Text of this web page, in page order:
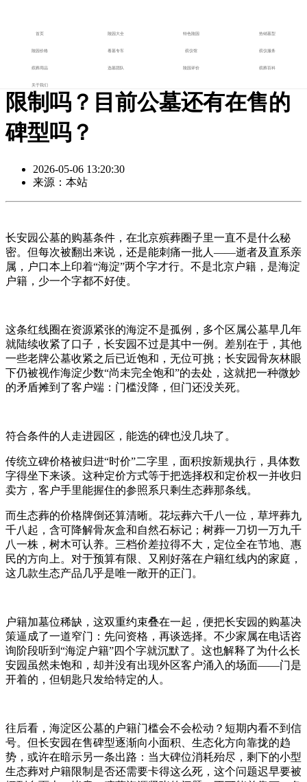
首页 陵园大全 特色陵园 热销墓型
陵园价格 看墓专车 殡仪馆 殡仪服务
殡葬用品 选墓团队 陵园评价 殡葬百科
关于我们
首页 殡葬资讯>>
在长安园公墓购墓有什么具体
限制吗？目前公墓还有在售的
碑型吗？
2026-05-06 13:20:30
来源：本站
长安园公墓的购墓条件，在北京殡葬圈子里一直不是什么秘
密。但每次被翻出来说，还是能刺痛一批人——逝者及直系亲
属，户口本上印着“海淀”两个字才行。不是北京户籍，是海淀
户籍，少一个字都不好使。
这条红线圈在资源紧张的海淀不是孤例，多个区属公墓早几年
就陆续收紧了口子，长安园不过是其中一例。差别在于，其他
一些老牌公墓收紧之后已近饱和，无位可挑；长安园骨灰林眼
下仍被视作海淀少数“尚未完全饱和”的去处，这就把一种微妙
的矛盾摊到了客户端：门槛没降，但门还没关死。
符合条件的人走进园区，能选的碑也没几块了。
传统立碑价格被归进“时价”二字里，面积按新规执行，具体数
字得坐下来谈。这种定价方式等于把选择权和定价权一并收归
卖方，客户手里能握住的参照系只剩生态葬那条线。
而生态葬的价格牌倒还算清晰。花坛葬六千八一位，草坪葬九
千八起，含可降解骨灰盒和自然石标记；树葬一刀切一万九千
八一株，树木可认养。三档价差拉得不大，定位全在节地、惠
民的方向上。对于预算有限、又刚好落在户籍红线内的家庭，
这几款生态产品几乎是唯一敞开的正门。
户籍加墓位稀缺，这双重约束叠在一起，便把长安园的购墓决
策逼成了一道窄门：先问资格，再谈选择。不少家属在电话咨
询阶段听到“海淀户籍”四个字就沉默了。这也解释了为什么长
安园虽然未饱和，却并没有出现外区客户涌入的场面——门是
开着的，但钥匙只发给特定的人。
往后看，海淀区公墓的户籍门槛会不会松动？短期内看不到信
号。但长安园在售碑型逐渐向小面积、生态化方向靠拢的趋
势，或许在暗示另一条出路：当大碑位消耗殆尽，剩下的小型
生态葬对户籍限制是否还需要卡得这么死，这个问题迟早要被